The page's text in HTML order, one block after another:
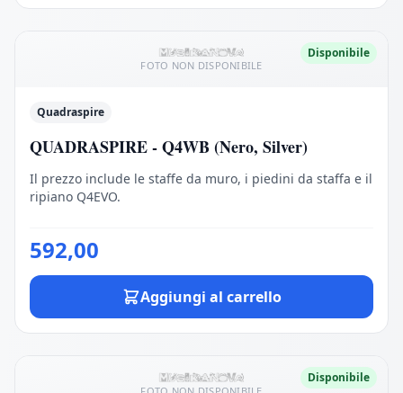
FOTO NON DISPONIBILE
Disponibile
Quadraspire
QUADRASPIRE - Q4WB (Nero, Silver)
Il prezzo include le staffe da muro, i piedini da staffa e il
ripiano Q4EVO.
592,00
Aggiungi al carrello
Disponibile